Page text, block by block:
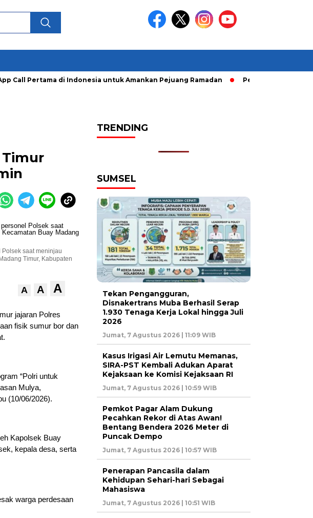
Pertama di Indonesia untuk Amankan Pejuang Ramadan Pelaku Curanmor
Timur
saat meninjau
Timur, Kabupaten
A A A
jajaran Polres
fisik sumur bor dan
“Polri untuk
Mulya,
(10/06/2026).
Kapolsek Buay
kepala desa, serta
warga perdesaan
TRENDING
SUMSEL
Tekan Pengangguran,
Disnakertrans Muba Berhasil Serap
1.930 Tenaga Kerja Lokal hingga Juli
2026
Jumat, 7 Agustus 2026 | 11:09 WIB
Kasus Irigasi Air Lemutu Memanas,
SIRA-PST Kembali Adukan Aparat
Kejaksaan ke Komisi Kejaksaan RI
Jumat, 7 Agustus 2026 | 10:59 WIB
Pemkot Pagar Alam Dukung
Pecahkan Rekor di Atas Awan!
Bentang Bendera 2026 Meter di
Puncak Dempo
Jumat, 7 Agustus 2026 | 10:57 WIB
Penerapan Pancasila dalam
Kehidupan Sehari-hari Sebagai
Mahasiswa
Jumat, 7 Agustus 2026 | 10:51 WIB